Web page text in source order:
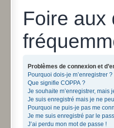
Foire aux
Problèmes de connexion et
Pourquoi dois-je m’enregistrer ?
Que signifie COPPA ?
Je souhaite m’enregistrer, mais
Je suis enregistré mais je ne
Pourquoi ne puis-je pas me
Je me suis enregistré par le
J’ai perdu mon mot de passe !